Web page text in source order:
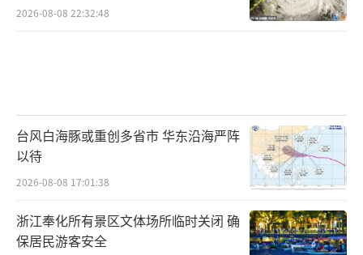
2026-08-08 22:32:48
台风白海豚或重创多省市 华东沿海严阵
以待
2026-08-08 17:01:38
浙江奉化所有景区文体场所临时关闭 确
保居民游客安全